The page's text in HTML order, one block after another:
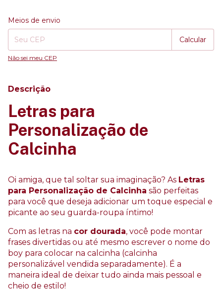
Entregas para o CEP:
Meios de envio
Calcular
Não sei meu CEP
Descrição
Letras para
Personalização de
Calcinha
Oi amiga, que tal soltar sua imaginação? As Letras
para Personalização de Calcinha são perfeitas
para você que deseja adicionar um toque especial e
picante ao seu guarda-roupa íntimo!
Com as letras na cor dourada, você pode montar
frases divertidas ou até mesmo escrever o nome do
boy para colocar na calcinha (calcinha
personalizável vendida separadamente). É a
maneira ideal de deixar tudo ainda mais pessoal e
cheio de estilo!